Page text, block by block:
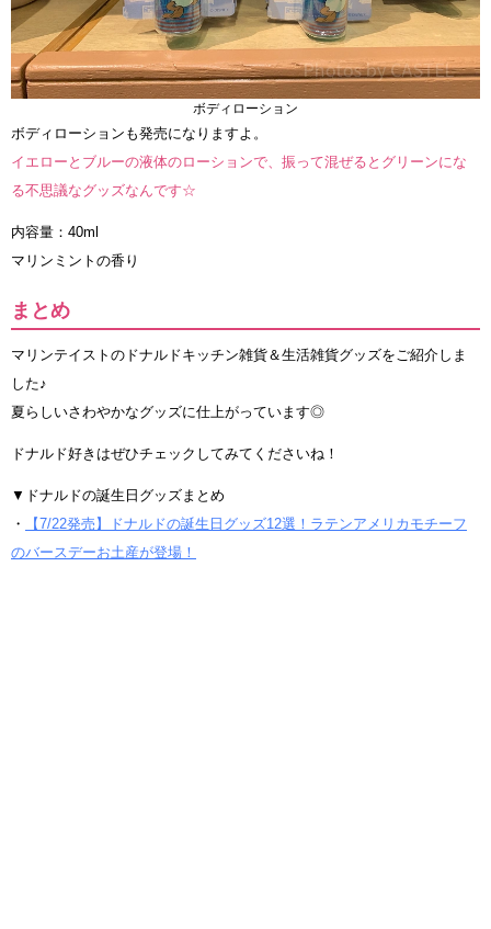
ボディローション
ボディローションも発売になりますよ。
イエローとブルーの液体のローションで、振って混ぜるとグリーンにな
る不思議なグッズなんです☆
内容量：40ml
マリンミントの香り
まとめ
マリンテイストのドナルドキッチン雑貨＆生活雑貨グッズをご紹介しま
した♪
夏らしいさわやかなグッズに仕上がっています◎
ドナルド好きはぜひチェックしてみてくださいね！
▼ドナルドの誕生日グッズまとめ
・
【7/22発売】ドナルドの誕生日グッズ12選！ラテンアメリカモチーフ
のバースデーお土産が登場！